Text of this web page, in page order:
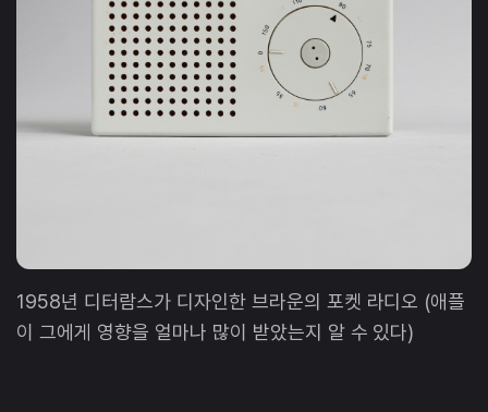
1958년 디터람스가 디자인한 브라운의 포켓 라디오 (애플
이 그에게 영향을 얼마나 많이 받았는지 알 수 있다)